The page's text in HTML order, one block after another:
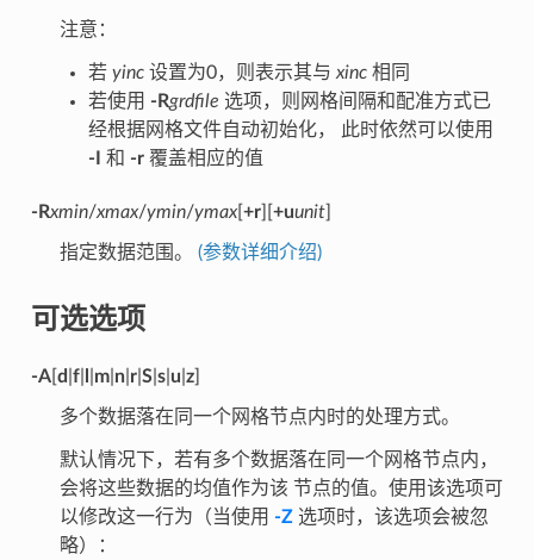
注意：
若 yinc设置为0，则表示其与xinc相同
若使用 -Rgrdfile 选项，则网格间隔和配准方式已
经根据网格文件自动初始化， 此时依然可以使用
-I
和 -r覆盖相应的值
-Rxmin/xmax/ymin/ymax[ +r][ +uunit]
指定数据范围。 (参数详细介绍)
可选选项
-A[ d f| m| n| r| S| s| u z]
多个数据落在同一个网格节点内时的处理方式。
默认情况下，若有多个数据落在同一个网格节点内，
会将这些数据的均值作为该 节点的值。使用该选项可
以修改这一行为（当使用 -Z选项时，该选项会被忽
略）：